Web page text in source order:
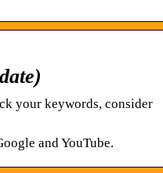
your keywords, consider
and YouTube.